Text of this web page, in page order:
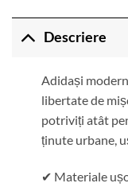
Descriere
Adidași
libertate de
potriviți atât
ținute urbane,
✔ Materiale